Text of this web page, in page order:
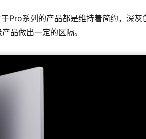
Pro系列的产品都是维持着简约，深灰
品做出一定的区隔。